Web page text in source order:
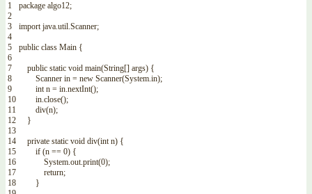
1
2
3
4
5
6
7
8
9
10
11
12
13
14
15
16
17
18
package algo12;
import java.util.Scanner;
public class Main {
public static void main(String[] args) {
Scanner in = new Scanner(System.in);
int n = in.nextInt();
in.close();
div(n);
}
private static void div(int n) {
if (n == 0) {
System.out.print(0);
return;
}